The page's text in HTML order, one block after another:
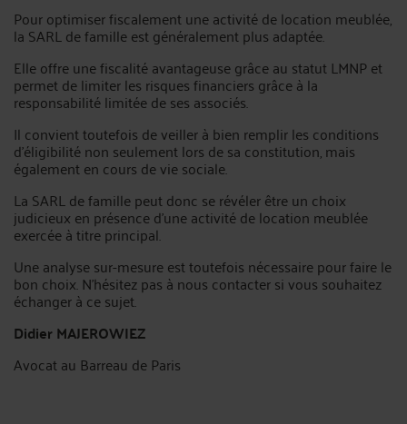
Pour optimiser fiscalement une activité de location meublée,
la SARL de famille est généralement plus adaptée.
Elle offre une fiscalité avantageuse grâce au statut LMNP et
permet de limiter les risques financiers grâce à la
responsabilité limitée de ses associés.
Il convient toutefois de veiller à bien remplir les conditions
d’éligibilité non seulement lors de sa constitution, mais
également en cours de vie sociale.
La SARL de famille peut donc se révéler être un choix
judicieux en présence d’une activité de location meublée
exercée à titre principal.
Une analyse sur-mesure est toutefois nécessaire pour faire le
bon choix. N'hésitez pas à nous contacter si vous souhaitez
échanger à ce sujet.
Didier MAJEROWIEZ
Avocat au Barreau de Paris